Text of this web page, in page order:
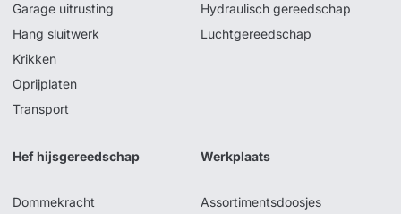
Garage uitrusting
Hang sluitwerk
Krikken
Oprijplaten
Transport
Hydraulisch gereedschap
Luchtgereedschap
Hef hijsgereedschap
Dommekracht
Werkplaats
Assortimentsdoosjes